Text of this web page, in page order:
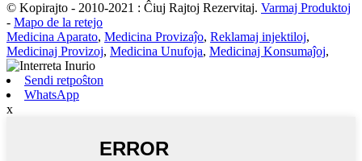
© Kopirajto - 2010-2021 : Ĉiuj Rajtoj Rezervitaj. Varmaj Produktoj
- Mapo de la retejo
Medicina Aparato, Medicina Provizaĵo, Reklamaj injektiloj,
Medicinaj Provizoj, Medicina Unufoja, Medicinaj Konsumaĵoj,
Sendi retpoŝton
WhatsApp
x